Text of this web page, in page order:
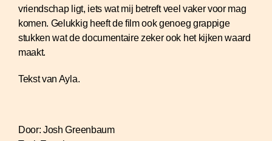
vriendschap ligt, iets wat mij betreft veel vaker voor mag
komen. Gelukkig heeft de film ook genoeg grappige
stukken wat de documentaire zeker ook het kijken waard
maakt.
Tekst van Ayla.
Door: Josh Greenbaum